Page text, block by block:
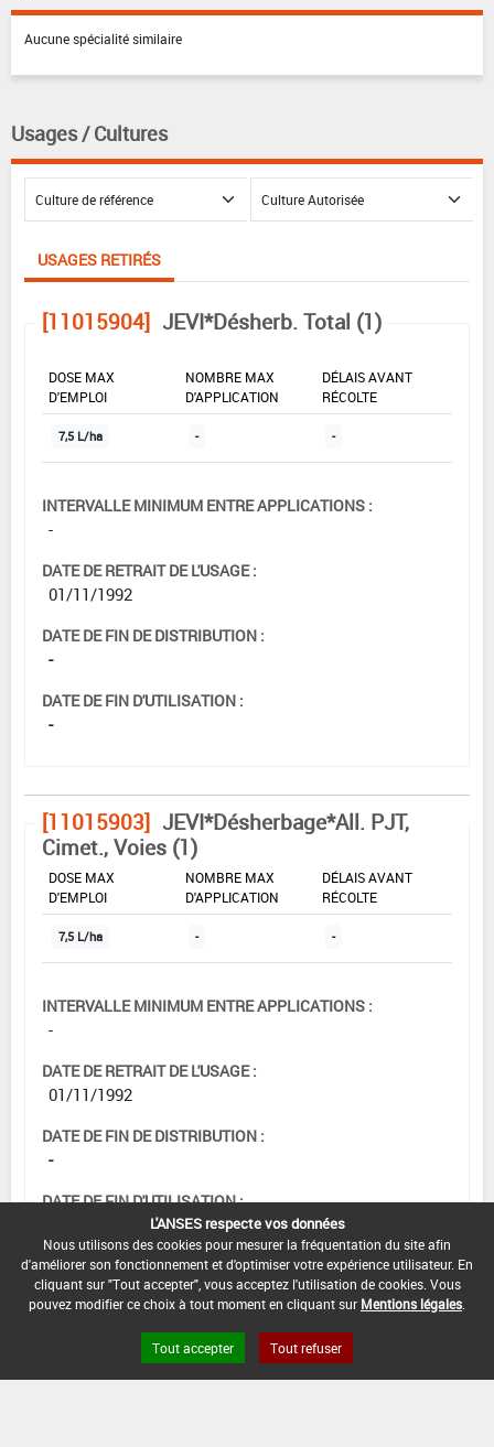
Aucune spécialité similaire
Usages / Cultures
USAGES RETIRÉS
[11015904] JEVI*Désherb. Total (1)
DOSE MAX
D'EMPLOI
NOMBRE MAX
D'APPLICATION
DÉLAIS AVANT
RÉCOLTE
7,5 L/ha - -
INTERVALLE MINIMUM ENTRE APPLICATIONS :
-
DATE DE RETRAIT DE L'USAGE :
01/11/1992
DATE DE FIN DE DISTRIBUTION :
-
DATE DE FIN D'UTILISATION :
-
[11015903] JEVI*Désherbage*All. PJT,
Cimet., Voies (1)
DOSE MAX
D'EMPLOI
NOMBRE MAX
D'APPLICATION
DÉLAIS AVANT
RÉCOLTE
7,5 L/ha - -
INTERVALLE MINIMUM ENTRE APPLICATIONS :
-
DATE DE RETRAIT DE L'USAGE :
01/11/1992
DATE DE FIN DE DISTRIBUTION :
-
DATE DE FIN D'UTILISATION :
L'ANSES respecte vos données
Nous utilisons des cookies pour mesurer la fréquentation du site afin
d'améliorer son fonctionnement et d'optimiser votre expérience utilisateur. En
cliquant sur "Tout accepter", vous acceptez l'utilisation de cookies. Vous
pouvez modifier ce choix à tout moment en cliquant sur Mentions légales
Tout accepter Tout refuser